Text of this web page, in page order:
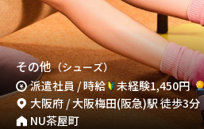
その他（シューズ）
派遣社員 / 時給 未経験1,450円
大阪府 / 大阪梅田(阪急)駅 徒歩3分
NU茶屋町